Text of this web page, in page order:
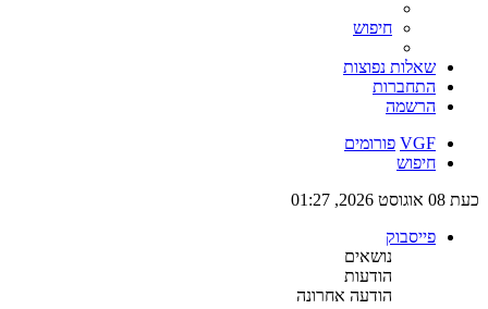
חיפוש
שאלות נפוצות
התחברות
הרשמה
VGF פורומים
חיפוש
כעת 08 אוגוסט 2026, 01:27
פייסבוק
נושאים
הודעות
הודעה אחרונה